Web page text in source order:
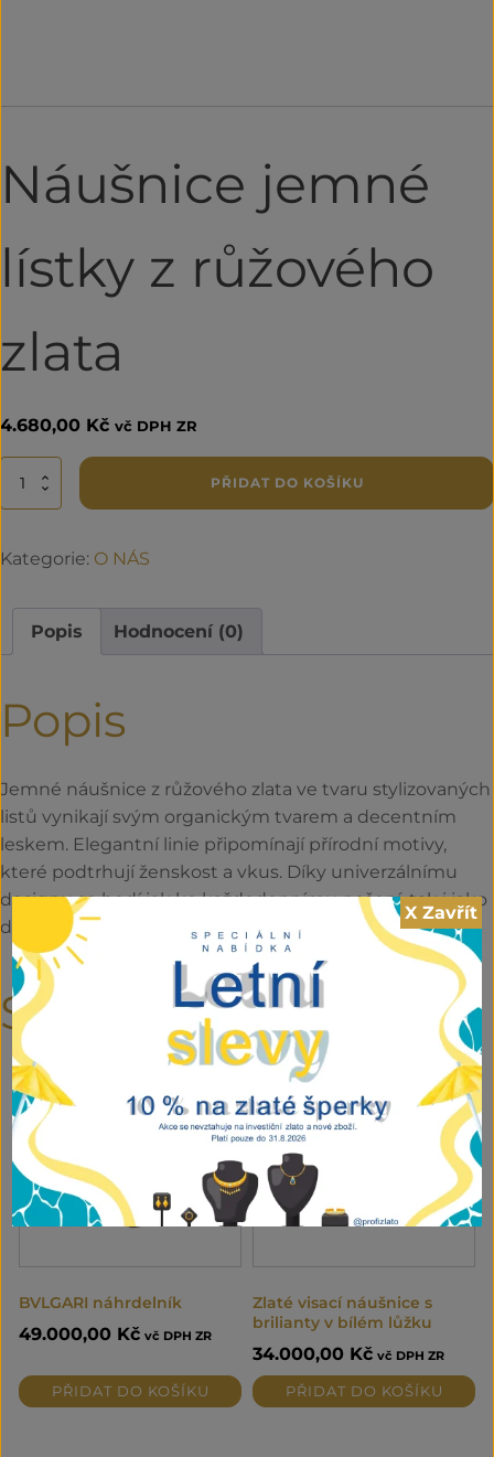
Náušnice jemné
lístky z růžového
zlata
4.680,00 Kč vč DPH ZR
Náušnice
růžového
PŘIDAT DO KOŠÍKU
Kategorie: O NÁS
Popis Hodnocení (0)
Popis
Jemné náušnice z růžového zlata ve tvaru stylizovaných
listů vynikají svým organickým tvarem a decentním
leskem. Elegantní linie připomínají přírodní motivy,
které podtrhují ženskost a vkus. Díky univerzálnímu
designu se hodí jak ke každodennímu nošení, tak i jako
dárek s dotekem přírody a něhy.
Související produkty
BVLGARI náhrdelník
49.000,00 Kč vč DPH ZR
PŘIDAT DO KOŠÍKU
Zlaté visací náušnice s
brilianty v bílém lůžku
34.000,00 Kč vč DPH ZR
PŘIDAT DO KOŠÍKU
X Zavřít